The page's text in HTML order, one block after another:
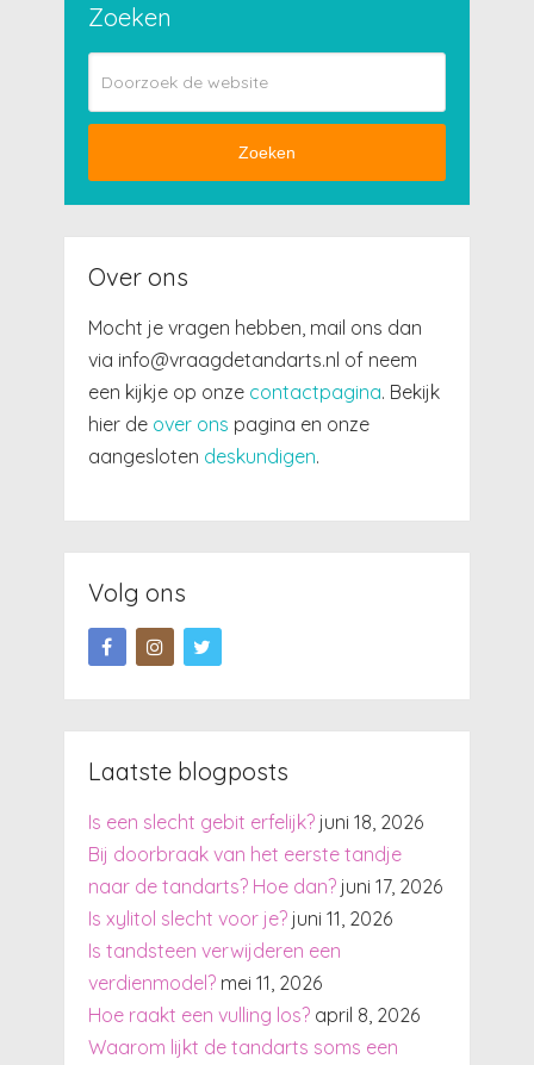
Zoeken
Zoeken
Over ons
Mocht je vragen hebben, mail ons dan
via info@vraagdetandarts.nl of neem
een kijkje op onze contactpagina. Bekijk
hier de over ons pagina en onze
aangesloten deskundigen.
Volg ons
Laatste blogposts
Is een slecht gebit erfelijk? juni 18, 2026
Bij doorbraak van het eerste tandje
naar de tandarts? Hoe dan? juni 17, 2026
Is xylitol slecht voor je? juni 11, 2026
Is tandsteen verwijderen een
verdienmodel? mei 11, 2026
Hoe raakt een vulling los? april 8, 2026
Waarom lijkt de tandarts soms een